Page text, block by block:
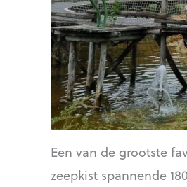
Een van de grootste
zeepkist spannende